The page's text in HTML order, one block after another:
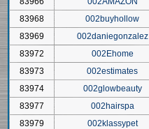
83968
002buyhollow
83969
002daniegonzalez
83972
002Ehome
83973
002estimates
83974
002glowbeauty
83977
002hairspa
83979
002klassypet